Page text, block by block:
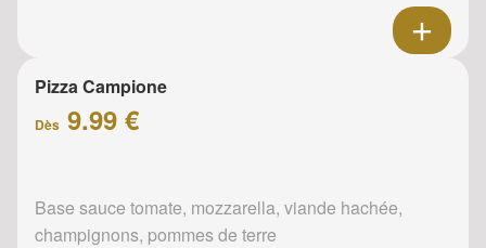
Pizza Campione
Dès 9.99 €
Base sauce tomate, mozzarella, viande hachée,
champignons, pommes de terre